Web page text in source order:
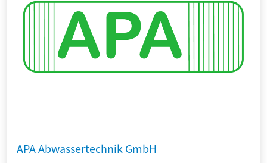
APA Abwassertechnik GmbH